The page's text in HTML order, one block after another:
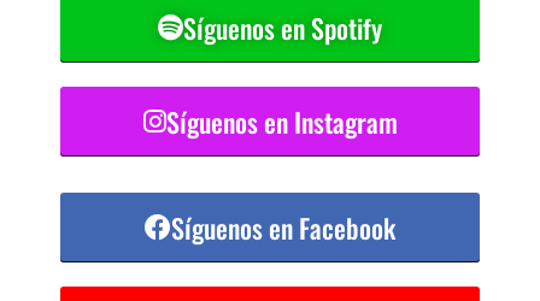
Síguenos en Spotify
Síguenos en Instagram
Síguenos en Facebook